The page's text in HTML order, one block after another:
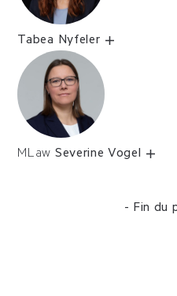
Tabea Nyfeler
MLaw Severine Vogel
- Fin du